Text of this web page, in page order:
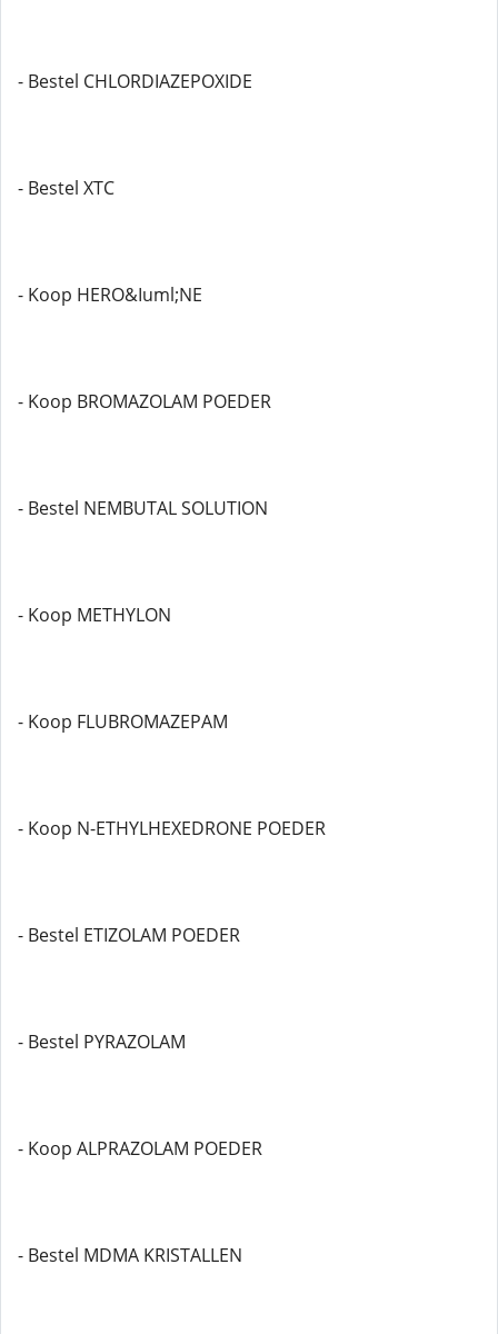
- Bestel CHLORDIAZEPOXIDE
- Bestel XTC
- Koop HERO&Iuml;NE
- Koop BROMAZOLAM POEDER
- Bestel NEMBUTAL SOLUTION
- Koop METHYLON
- Koop FLUBROMAZEPAM
- Koop N-ETHYLHEXEDRONE POEDER
- Bestel ETIZOLAM POEDER
- Bestel PYRAZOLAM
- Koop ALPRAZOLAM POEDER
- Bestel MDMA KRISTALLEN